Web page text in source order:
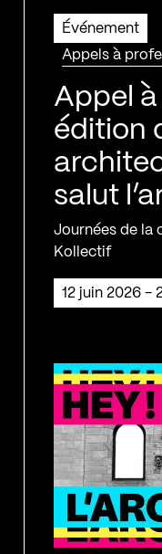
Événement
Appels à
Appel
édition
salut
Journées de la
Kollectif
12 juin 2026 -